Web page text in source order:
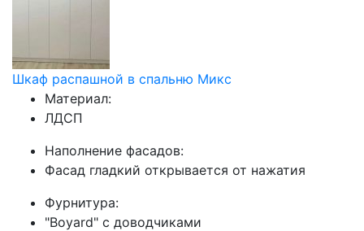
Шкаф распашной в спальню Микс
Материал:
ЛДСП
Наполнение фасадов:
Фасад гладкий открывается от нажатия
Фурнитура:
"Boyard" с доводчиками